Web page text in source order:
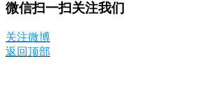
微信扫一扫关注我们
关注微博
返回顶部